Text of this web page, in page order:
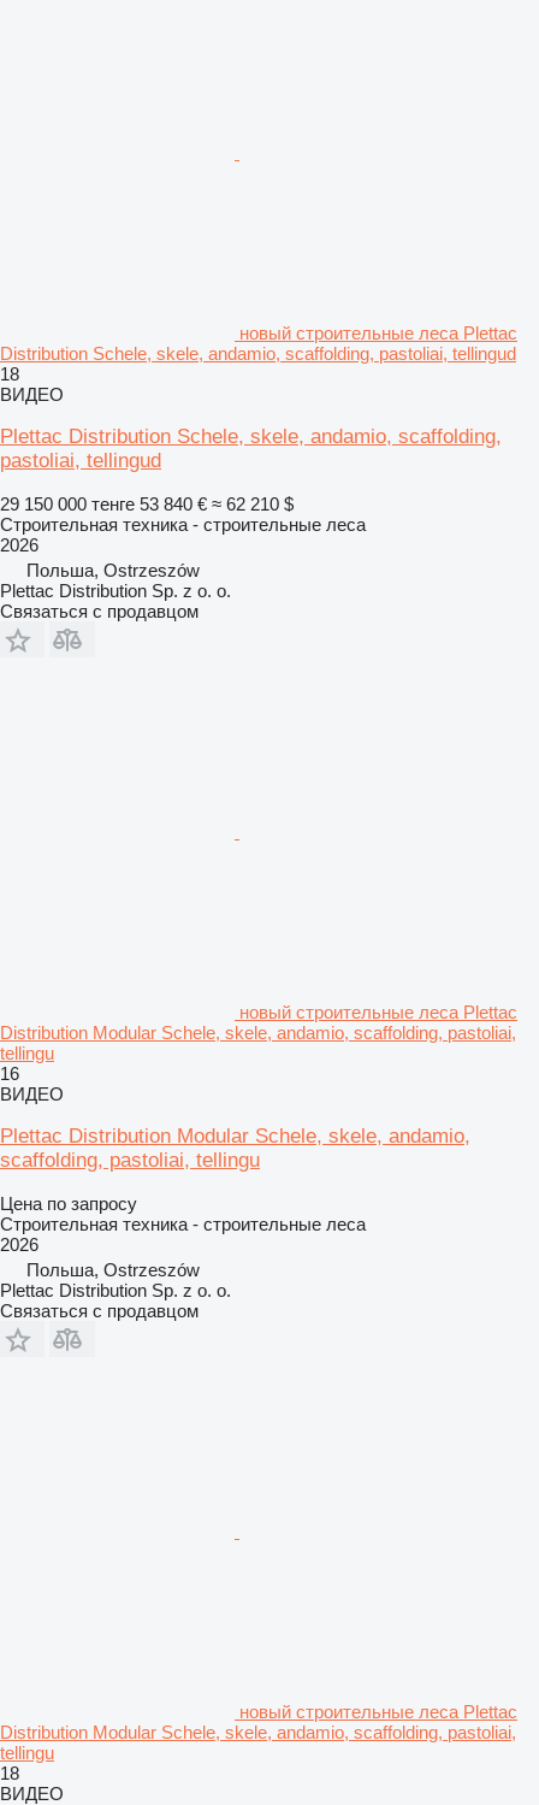
новый строительные леса Plettac
Distribution Schele, skele, andamio, scaffolding, pastoliai, tellingud
18
ВИДЕО
Plettac Distribution Schele, skele, andamio, scaffolding,
pastoliai, tellingud
29 150 000 тенге 53 840 € ≈ 62 210 $
Строительная техника - строительные леса
2026
Польша, Ostrzeszów
Plettac Distribution Sp. z o. o.
Связаться с продавцом
новый строительные леса Plettac
Distribution Modular Schele, skele, andamio, scaffolding, pastoliai,
tellingu
16
ВИДЕО
Plettac Distribution Modular Schele, skele, andamio,
scaffolding, pastoliai, tellingu
Цена по запросу
Строительная техника - строительные леса
2026
Польша, Ostrzeszów
Plettac Distribution Sp. z o. o.
Связаться с продавцом
новый строительные леса Plettac
Distribution Modular Schele, skele, andamio, scaffolding, pastoliai,
tellingu
18
ВИДЕО